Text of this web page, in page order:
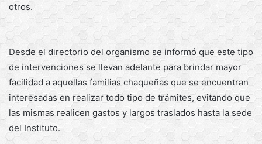
otros.
Desde el directorio del organismo se informó que este tipo
de intervenciones se llevan adelante para brindar mayor
facilidad a aquellas familias chaqueñas que se encuentran
interesadas en realizar todo tipo de trámites, evitando que
las mismas realicen gastos y largos traslados hasta la sede
del Instituto.